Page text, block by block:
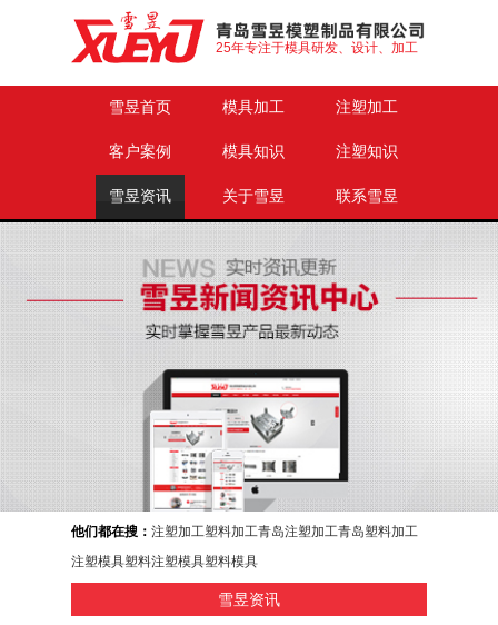
25年专注于模具研发、设计、加工
雪昱首页 模具加工 注塑加工
客户案例 模具知识 注塑知识
雪昱资讯 关于雪昱 联系雪昱
他们都在搜： 注塑加工塑料加工青岛注塑加工青岛塑料加工
注塑模具塑料注塑模具塑料模具
雪昱资讯